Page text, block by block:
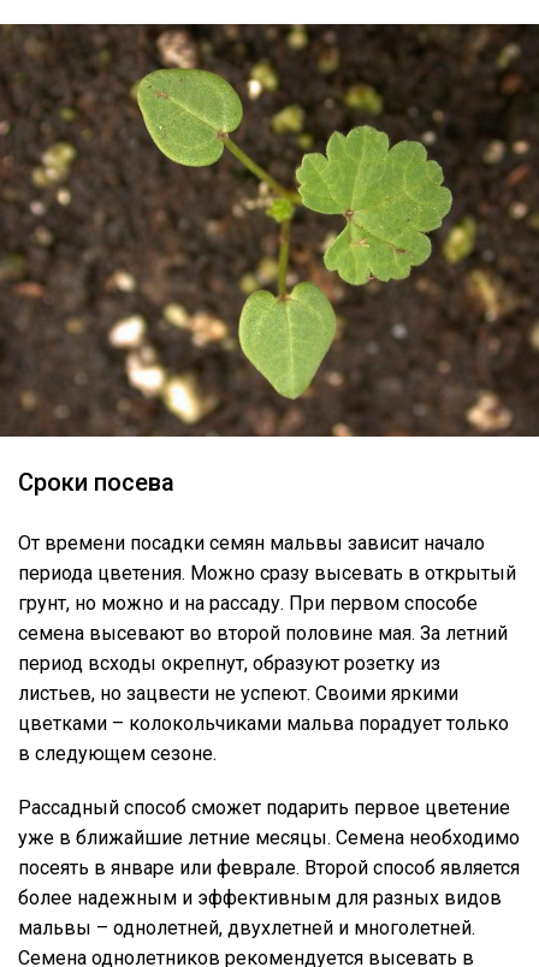
Сроки посева
От времени посадки семян мальвы зависит начало
периода цветения. Можно сразу высевать в открытый
грунт, но можно и на рассаду. При первом способе
семена высевают во второй половине мая. За летний
период всходы окрепнут, образуют розетку из
листьев, но зацвести не успеют. Своими яркими
цветками – колокольчиками мальва порадует только
в следующем сезоне.
Рассадный способ сможет подарить первое цветение
уже в ближайшие летние месяцы. Семена необходимо
посеять в январе или феврале. Второй способ является
более надежным и эффективным для разных видов
мальвы – однолетней, двухлетней и многолетней.
Семена однолетников рекомендуется высевать в